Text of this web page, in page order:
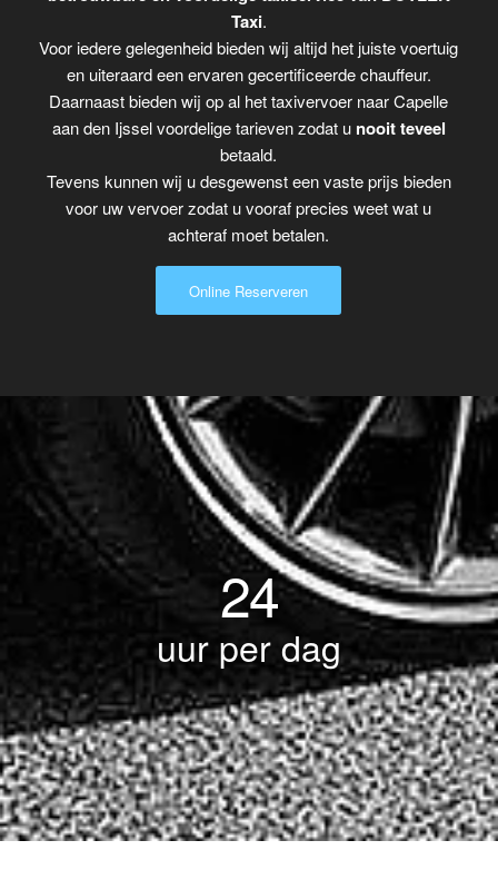
Taxi.
Voor iedere gelegenheid bieden wij altijd het juiste voertuig
en uiteraard een ervaren gecertificeerde chauffeur.
Daarnaast bieden wij op al het taxivervoer naar Capelle
aan den Ijssel voordelige tarieven zodat u nooit teveel
betaald.
Tevens kunnen wij u desgewenst een vaste prijs bieden
voor uw vervoer zodat u vooraf precies weet wat u
achteraf moet betalen.
Online Reserveren
24
uur per dag